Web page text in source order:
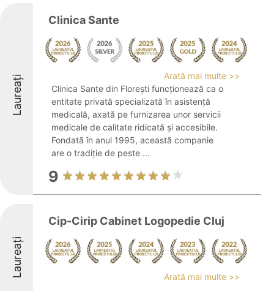
Laureați
Clinica Sante
Arată mai multe >>
Clinica Sante din Florești funcționează ca o
entitate privată specializată în asistență
medicală, axată pe furnizarea unor servicii
medicale de calitate ridicată și accesibile.
Fondată în anul 1995, această companie
are o tradiție de peste ...
9
Laureați
Cip-Cirip Cabinet Logopedie Cluj
Arată mai multe >>